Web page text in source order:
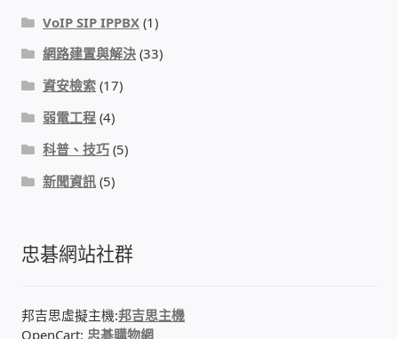
建築技術設備設置
租屋維修、租屋安全
智慧電錶、儲值、雲端 電子式電錶
公用房間插卡計費方案
DIY材料
VoIP SIP IPPBX (1)
網路建置與解決 (33)
資安檢索 (17)
弱電工程 (4)
科普、技巧 (5)
新聞資訊 (5)
忠碁網站社群
邦吉思虛擬主機:邦吉思主機
OpenCart: 忠碁購物網